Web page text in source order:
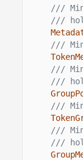
///
///
///
///
///
///
///
///